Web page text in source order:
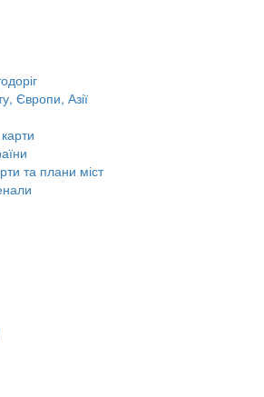
Європи, Азії
та плани міст